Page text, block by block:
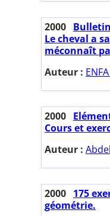
2000 Bulletin
Le cheval a
méconnaît
Auteur :
2000
Cours et
Auteur :
2000 175
géométrie.